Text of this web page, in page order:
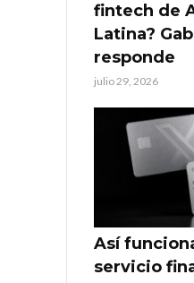
fintech de
Latina?
responde
julio 29, 2026
Así
servicio